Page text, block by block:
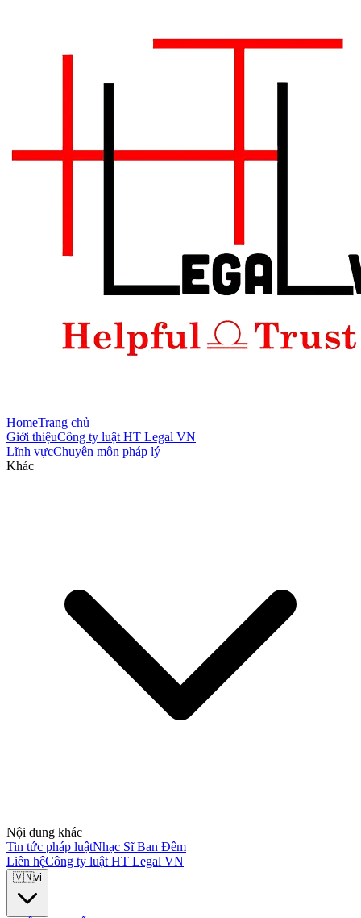
HomeTrang chủ
Giới thiệuCông ty luật HT Legal VN
Lĩnh vựcChuyên môn pháp lý
Khác
Nội dung khác
Tin tức pháp luậtNhạc Sĩ Ban Đêm
Liên hệCông ty luật HT Legal VN
🇻🇳vi